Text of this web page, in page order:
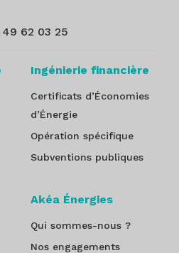
62 03 25
Ingénierie financière
Certificats d’Économies
d’Énergie
Opération spécifique
Subventions publiques
Akéa Énergies
Qui sommes-nous ?
Nos engagements